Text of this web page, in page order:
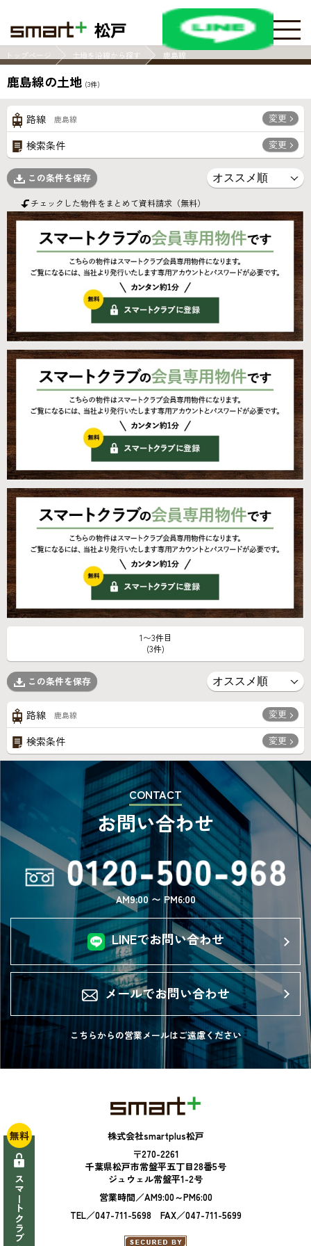
松戸
トップページ 土地を沿線から探す 鹿島線
鹿島線の土地 (3件)
路線 鹿島線 変更
検索条件 変更
この条件を保存
チェックした物件をまとめて資料請求（無料）
1〜3件目
(3件)
この条件を保存
路線 鹿島線 変更
検索条件 変更
CONTACT
お問い合わせ
AM9:00 〜 PM6:00
LINEでお問い合わせ
メールでお問い合わせ
こちらからの営業メールはご遠慮ください
株式会社smartplus松戸
〒270-2261
千葉県松戸市常盤平五丁目28番5号
ジュウェル常盤平1-2号
営業時間／AM9:00～PM6:00
TEL／047-711-5698 FAX／047-711-5699
無料
スマートクラブへ登録